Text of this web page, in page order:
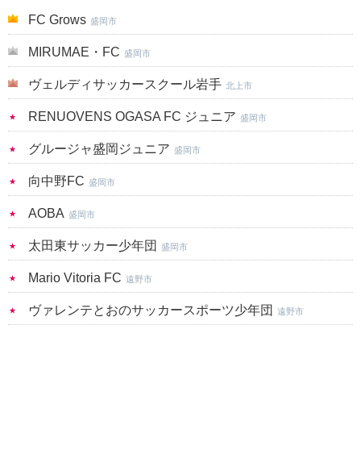
FC Grows 盛岡市
MIRUMAE・FC 盛岡市
ヴェルディサッカースクール岩手 北上市
RENUOVENS OGASA FC ジュニア 盛岡市
グルージャ盛岡ジュニア 盛岡市
向中野FC 盛岡市
AOBA 盛岡市
太田東サッカー少年団 盛岡市
Mario Vitoria FC 遠野市
ヴァレンテとおのサッカースポーツ少年団 遠野市